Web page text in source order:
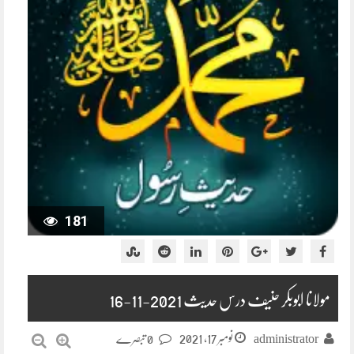
181
مولانا ابوبکر حنیف درس حدیث 2021-11-16
administrator نومبر 17, 2021